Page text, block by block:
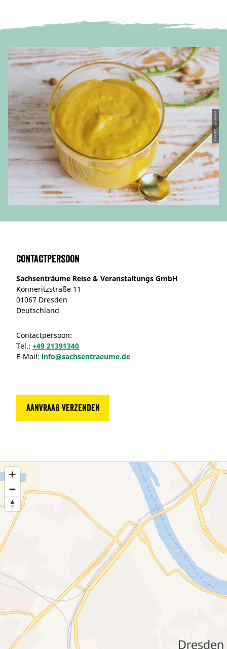
© CC-BY | pixelshot
Contactpersoon
Sachsenträume Reise & Veranstaltungs GmbH
Könneritzstraße 11
01067 Dresden
Deutschland
Contactpersoon:
Tel.: +49 21391340
E-Mail: info@sachsentraeume.de
Aanvraag verzenden